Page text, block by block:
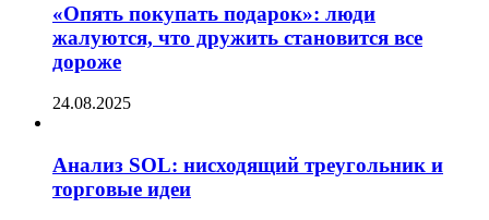
«Опять покупать подарок»: люди
жалуются, что дружить становится все
дороже
24.08.2025
Анализ SOL: нисходящий треугольник и
торговые идеи